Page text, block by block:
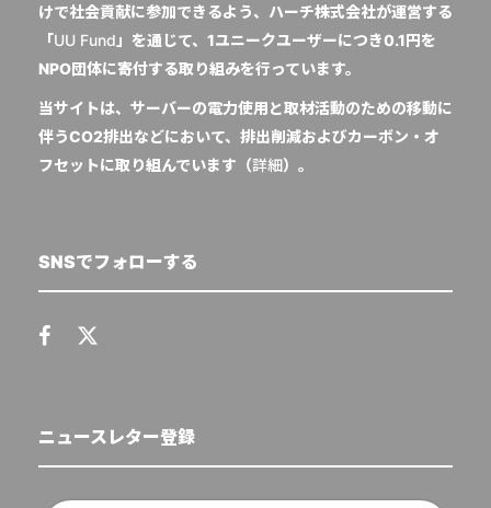
けで社会貢献に参加できるよう、ハーチ株式会社が運営する
「UU Fund 」を通じて、1ユニークユーザーにつき0.1円を
NPO団体に寄付する取り組みを行っています。
当サイトは、サーバーの電力使用と取材活動のための移動に
伴うCO2排出などにおいて、排出削減およびカーボン・オ
フセットに取り組んでいます（詳細）。
SNSでフォローする
ニュースレター登録